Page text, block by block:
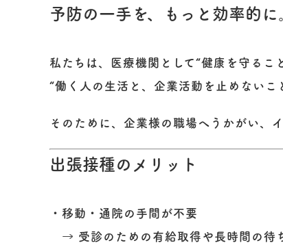
予防の一手を、もっと効率的に
私たちは、医療機関として“健康を守るこ
“働く人の生活と、企業活動を止めないこ
そのために、企業様の職場へうかがい、
出張接種のメリット
・移動・通院の手間が不要
→ 受診のための有給取得や長時間の待